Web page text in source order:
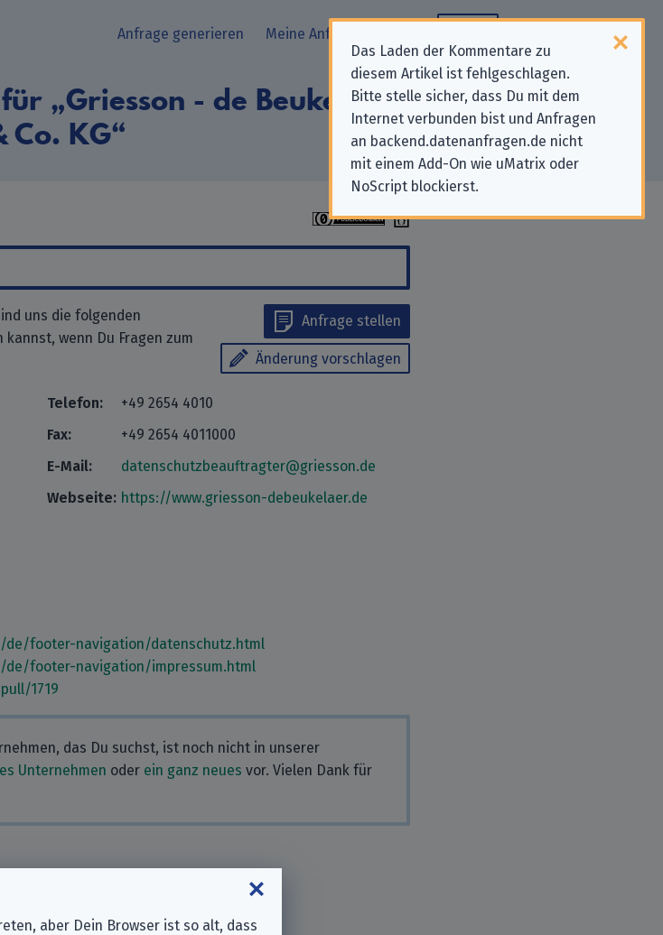
Das Laden der Kommentare zu
diesem Artikel ist fehlgeschlagen.
Bitte stelle sicher, dass Du mit dem
Internet verbunden bist und Anfragen
an backend.datenanfragen.de nicht
mit einem Add-On wie uMatrix oder
NoScript blockierst.
Anfrage generieren Meine Anfragen
„Griesson - de Beukelaer GmbH
Co. KG“
Anfrage stellen
Änderung vorschlagen
uns die folgenden
wenn Du Fragen zum
Telefon:
+49 2654 4010
Fax:
+49 2654 4011000
E-Mail:
datenschutzbeauftragter@griesson.de
Webseite: https://www.griesson-debeukelaer.de
de/footer-navigation/datenschutz.html
footer-navigation/impressum.html
1719
das Du suchst, ist noch nicht in unserer
Unternehmen oder ein ganz neues vor. Vielen Dank für
aber Dein Browser ist so alt, dass